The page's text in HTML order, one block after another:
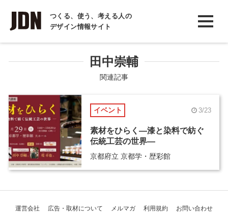
つくる、使う、考える人の
デザイン情報サイト
INTERVIEW
インタビュー
COLUMN
コラム
田中崇輔
関連記事
イベント 3/23
素材をひらく―漆と染料で紡ぐ
伝統工芸の世界―
京都府立 京都学・歴彩館
運営会社 広告・取材について メルマガ 利用規約 お問い合わせ